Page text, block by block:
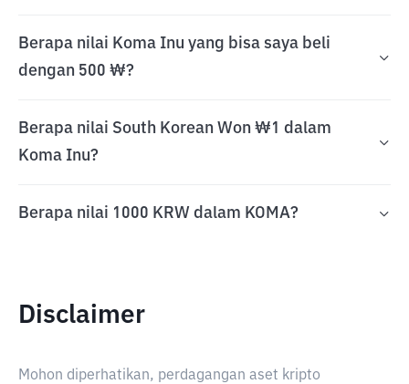
Berapa nilai Koma Inu yang bisa saya beli
dengan 500 ₩?
Berapa nilai South Korean Won ₩1 dalam
Koma Inu?
Berapa nilai 1000 KRW dalam KOMA?
Disclaimer
Mohon diperhatikan, perdagangan aset kripto